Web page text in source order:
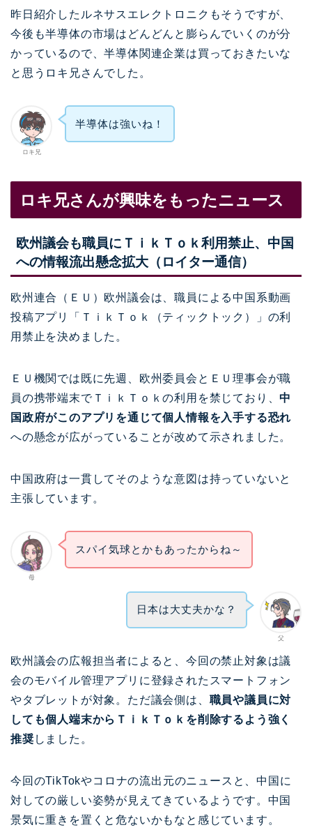
昨日紹介したルネサスエレクトロニクもそうですが、
今後も半導体の市場はどんどんと膨らんでいくのが分
かっているので、半導体関連企業は買っておきたいな
と思うロキ兄さんでした。
ロキ兄
半導体は強いね！
ロキ兄さんが興味をもったニュース
欧州議会も職員にＴｉｋＴｏｋ利用禁止、中国
への情報流出懸念拡大（ロイター通信）
欧州連合（ＥＵ）欧州議会は、職員による中国系動画
投稿アプリ「ＴｉｋＴｏｋ（ティックトック）」の利
用禁止を決めました。
ＥＵ機関では既に先週、欧州委員会とＥＵ理事会が職
員の携帯端末でＴｉｋＴｏｋの利用を禁じており、中
国政府がこのアプリを通じて個人情報を入手する恐れ
への懸念が広がっていることが改めて示されました。
中国政府は一貫してそのような意図は持っていないと
主張しています。
母
スパイ気球とかもあったからね～
父
日本は大丈夫かな？
欧州議会の広報担当者によると、今回の禁止対象は議
会のモバイル管理アプリに登録されたスマートフォン
やタブレットが対象。ただ議会側は、 職員や議員に対
しても個人端末からＴｉｋＴｏｋを削除するよう強く
推奨 しました。
今回のTikTokやコロナの流出元のニュースと、中国に
対しての厳しい姿勢が見えてきているようです。中国
景気に重きを置くと危ないかもなと感じています。